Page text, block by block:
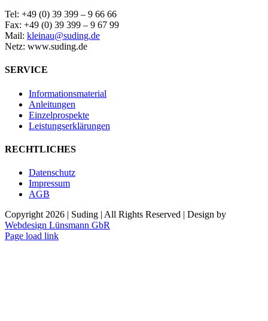
Tel: +49 (0) 39 399 – 9 66 66
Fax: +49 (0) 39 399 – 9 67 99
Mail: kleinau@suding.de
Netz: www.suding.de
SERVICE
Informationsmaterial
Anleitungen
Einzelprospekte
Leistungserklärungen
RECHTLICHES
Datenschutz
Impressum
AGB
Copyright 2026 | Suding | All Rights Reserved | Design by
Webdesign Lünsmann GbR
Page load link